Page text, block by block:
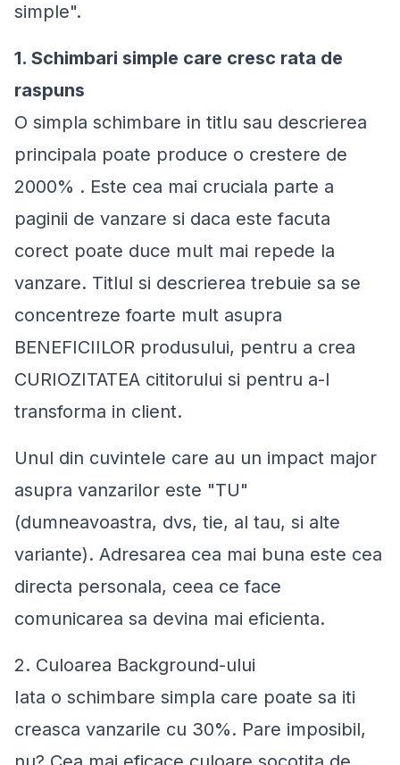
simple".
1. Schimbari simple care cresc rata de
raspuns
O simpla schimbare in titlu sau descrierea
principala poate produce o crestere de
2000% . Este cea mai cruciala parte a
paginii de vanzare si daca este facuta
corect poate duce mult mai repede la
vanzare. Titlul si descrierea trebuie sa se
concentreze foarte mult asupra
BENEFICIILOR produsului, pentru a crea
CURIOZITATEA cititorului si pentru a-l
transforma in client.
Unul din cuvintele care au un impact major
asupra vanzarilor este "TU"
(dumneavoastra, dvs, tie, al tau, si alte
variante). Adresarea cea mai buna este cea
directa personala, ceea ce face
comunicarea sa devina mai eficienta.
2. Culoarea Background-ului
Iata o schimbare simpla care poate sa iti
creasca vanzarile cu 30%. Pare imposibil,